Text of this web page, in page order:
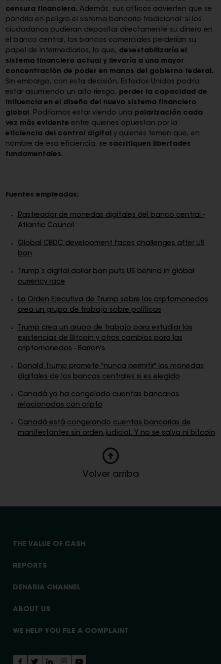
censura financiera. Además, sus críticos advierten que se
pondría en peligro el sistema bancario tradicional: si los
ciudadanos pudieran depositar directamente su dinero en
el banco central, los bancos comerciales perderían su
papel de intermediarios, lo que, desestabilizaría el
sistema financiero actual y llevaría a una mayor
concentración de poder en manos del gobierno federal.
Sin embargo, con esta decisión, Estados Unidos podría
estar asumiendo un alto riesgo, perder la capacidad de
influencia en el diseño del nuevo sistema financiero
global . Podríamos estar viendo una polarización cada
vez más evidente entre quienes apuestan por la
eficiencia del control digital y quienes temen que, en
nombre de esa eficiencia, se sacrifiquen libertades
fundamentales.
Fuentes empleadas:
Rastreador de monedas digitales del banco central -
Atlantic Council
Global CBDC development faces challenges after US
ban
Trump’s digital dollar ban puts US behind in global
currency race
La Orden Ejecutiva de Trump sobre las criptomonedas
crea un grupo de trabajo sobre políticas
Trump crea un grupo de trabajo para estudiar las
existencias de Bitcoin y otros cambios para las
criptomonedas - Barron's
Donald Trump promete "nunca permitir" las monedas
digitales de los bancos centrales si es elegido
Canadá ya ha congelado cuentas bancarias
relacionadas con cripto
Canadá está congelando cuentas bancarias de
manifestantes sin orden judicial. Y no se salva ni bitcoin
Volver arriba
THE VALUE OF CASH
REPORTS
DENARIA CHANNEL
ABOUT US
WE HELP YOU FILE A COMPLAINT